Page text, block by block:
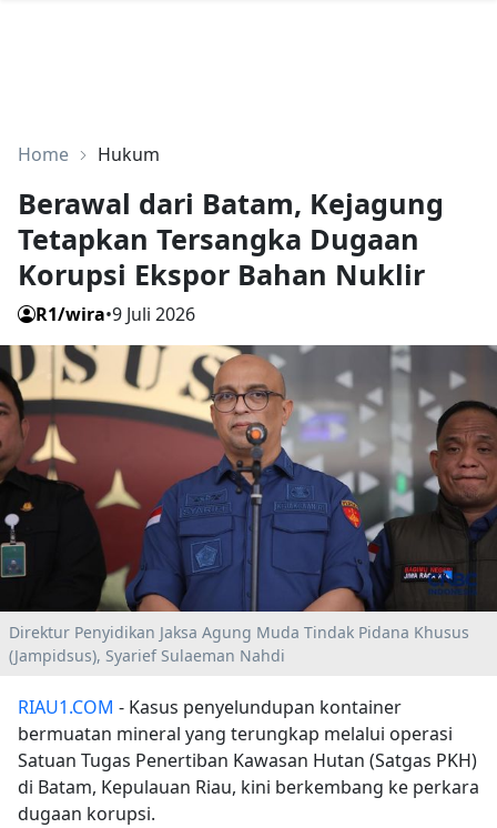
Home Hukum
Berawal dari Batam, Kejagung
Tetapkan Tersangka Dugaan
Korupsi Ekspor Bahan Nuklir
R1/wira•9 Juli 2026
Direktur Penyidikan Jaksa Agung Muda Tindak Pidana Khusus
(Jampidsus), Syarief Sulaeman Nahdi
RIAU1.COM - Kasus penyelundupan kontainer
bermuatan mineral yang terungkap melalui operasi
Satuan Tugas Penertiban Kawasan Hutan (Satgas PKH)
di Batam, Kepulauan Riau, kini berkembang ke perkara
dugaan korupsi.